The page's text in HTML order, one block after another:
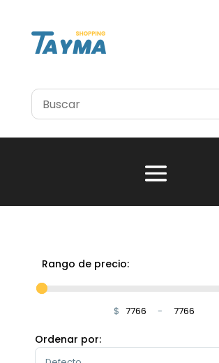
Rango de precio:
$ Minimum Price
-
Maximum Price
Ordenar por:
Sort Products